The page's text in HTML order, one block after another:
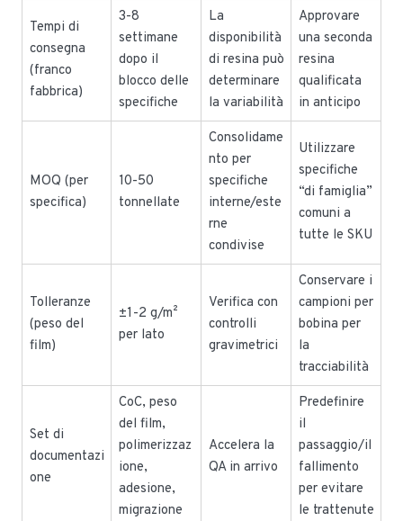
Tempi di
consegna
(franco
fabbrica)
3-8
settimane
dopo il
blocco delle
specifiche
La
disponibilità
di resina può
determinare
la variabilità
Approvare
una seconda
resina
qualificata
in anticipo
MOQ (per
specifica)
10-50
tonnellate
Consolidame
nto per
specifiche
interne/este
rne
condivise
Utilizzare
specifiche
“di famiglia”
comuni a
tutte le SKU
Tolleranze
(peso del
film)
±1-2 g/m²
per lato
Verifica con
controlli
gravimetrici
Conservare i
campioni per
bobina per
la
tracciabilità
Set di
documentazi
one
CoC, peso
del film,
polimerizzaz
ione,
adesione,
migrazione
Accelera la
QA in arrivo
Predefinire
il
passaggio/il
fallimento
per evitare
le trattenute